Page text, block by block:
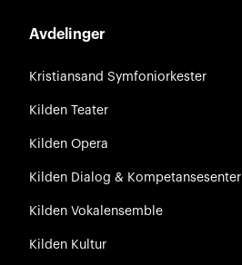
Avdelinger
Kristiansand Symfoniorkester
Kilden Teater
Kilden Opera
Kilden Dialog & Kompetansesenter
Kilden Vokalensemble
Kilden Kultur